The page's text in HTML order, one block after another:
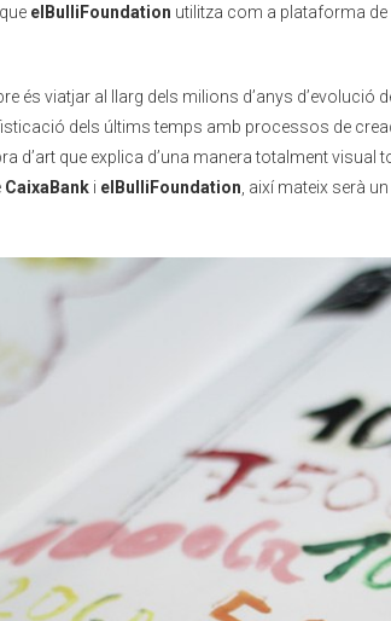
elBulliFoundation utilitza com a plataforma
és viatjar al llarg dels milions d’anys
dels últims temps amb processos de
d’art que explica d’una manera totalment
CaixaBank i elBulliFoundation , així mateix serà